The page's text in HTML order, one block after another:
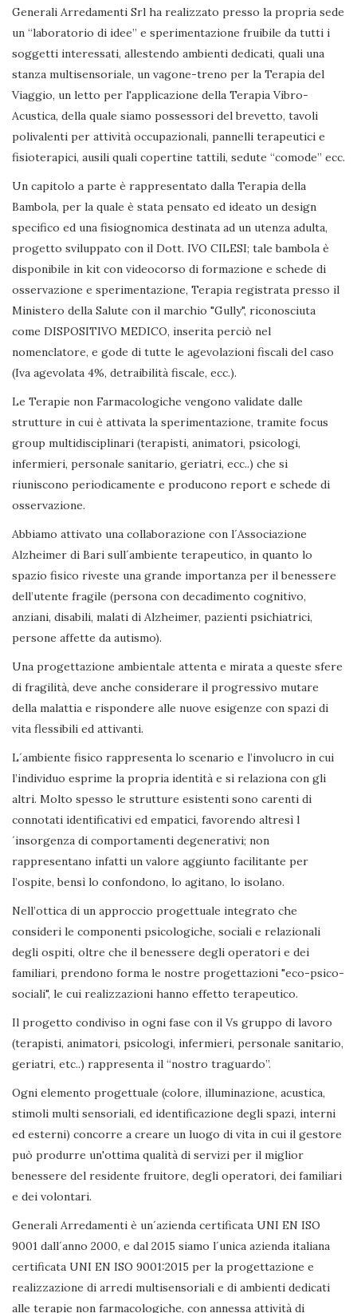
Generali Arredamenti Srl ha realizzato presso la propria sede
un “laboratorio di idee” e sperimentazione fruibile da tutti i
soggetti interessati, allestendo ambienti dedicati, quali una
stanza multisensoriale, un vagone-treno per la Terapia del
Viaggio, un letto per l'applicazione della Terapia Vibro-
Acustica, della quale siamo possessori del brevetto, tavoli
polivalenti per attività occupazionali, pannelli terapeutici e
fisioterapici, ausili quali copertine tattili, sedute “comode” ecc.
Un capitolo a parte è rappresentato dalla Terapia della
Bambola, per la quale è stata pensato ed ideato un design
specifico ed una fisiognomica destinata ad un utenza adulta,
progetto sviluppato con il Dott. IVO CILESI; tale bambola è
disponibile in kit con videocorso di formazione e schede di
osservazione e sperimentazione, Terapia registrata presso il
Ministero della Salute con il marchio "Gully", riconosciuta
come DISPOSITIVO MEDICO, inserita perciò nel
nomenclatore, e gode di tutte le agevolazioni fiscali del caso
(Iva agevolata 4%, detraibilità fiscale, ecc.).
Le Terapie non Farmacologiche vengono validate dalle
strutture in cui è attivata la sperimentazione, tramite focus
group multidisciplinari (terapisti, animatori, psicologi,
infermieri, personale sanitario, geriatri, ecc..) che si
riuniscono periodicamente e producono report e schede di
osservazione.
Abbiamo attivato una collaborazione con l´Associazione
Alzheimer di Bari sull´ambiente terapeutico, in quanto lo
spazio fisico riveste una grande importanza per il benessere
dell’utente fragile (persona con decadimento cognitivo,
anziani, disabili, malati di Alzheimer, pazienti psichiatrici,
persone affette da autismo).
Una progettazione ambientale attenta e mirata a queste sfere
di fragilità, deve anche considerare il progressivo mutare
della malattia e rispondere alle nuove esigenze con spazi di
vita flessibili ed attivanti.
L´ambiente fisico rappresenta lo scenario e l’involucro in cui
l’individuo esprime la propria identità e si relaziona con gli
altri. Molto spesso le strutture esistenti sono carenti di
connotati identificativi ed empatici, favorendo altresì l
´insorgenza di comportamenti degenerativi; non
rappresentano infatti un valore aggiunto facilitante per
l’ospite, bensì lo confondono, lo agitano, lo isolano.
Nell’ottica di un approccio progettuale integrato che
consideri le componenti psicologiche, sociali e relazionali
degli ospiti, oltre che il benessere degli operatori e dei
familiari, prendono forma le nostre progettazioni "eco-psico-
sociali", le cui realizzazioni hanno effetto terapeutico.
Il progetto condiviso in ogni fase con il Vs gruppo di lavoro
(terapisti, animatori, psicologi, infermieri, personale sanitario,
geriatri, etc..) rappresenta il “nostro traguardo”.
Ogni elemento progettuale (colore, illuminazione, acustica,
stimoli multi sensoriali, ed identificazione degli spazi, interni
ed esterni) concorre a creare un luogo di vita in cui il gestore
può produrre un'ottima qualità di servizi per il miglior
benessere del residente fruitore, degli operatori, dei familiari
e dei volontari.
Generali Arredamenti è un´azienda certificata UNI EN ISO
9001 dall´anno 2000, e dal 2015 siamo l´unica azienda italiana
certificata UNI EN ISO 9001:2015 per la progettazione e
realizzazione di arredi multisensoriali e di ambienti dedicati
alle terapie non farmacologiche, con annessa attività di